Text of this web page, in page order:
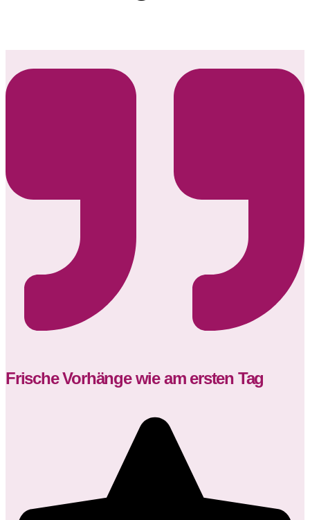
Frische Vorhänge wie am ersten Tag